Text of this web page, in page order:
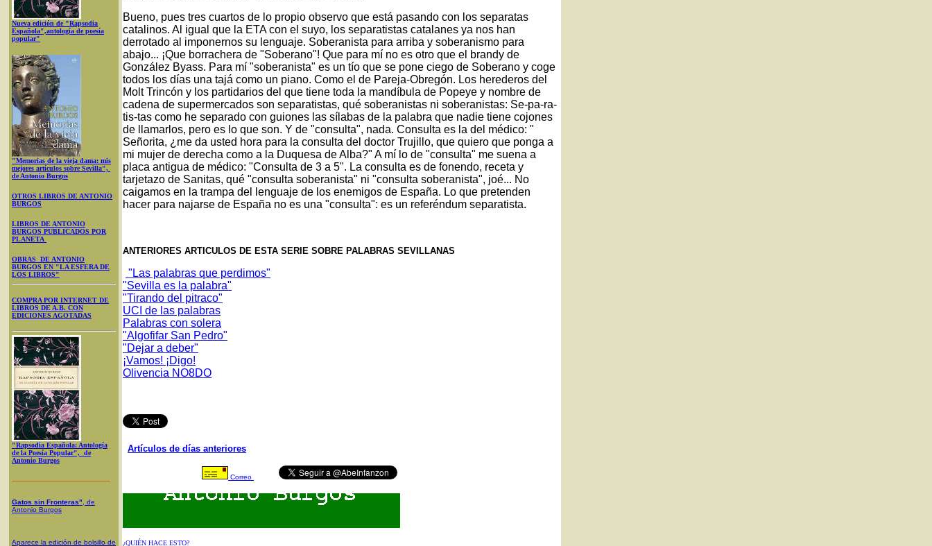
Nueva edición de "Rapsodia
Española",antología de poesía
popular"
"Memorias de la vieja dama: mis
mejores artículos sobre Sevilla",
de Antonio Burgos
OTROS LIBROS DE ANTONIO
BURGOS
LIBROS DE ANTONIO
BURGOS PUBLICADOS POR
PLANETA
OBRAS DE ANTONIO
BURGOS EN "LA ESFERA DE
LOS LIBROS"
COMPRA POR INTERNET DE
LIBROS DE A.B. CON
EDICIONES AGOTADAS
"Rapsodia Española: Antología
de la Poesía Popular", de
Antonio Burgos
Gatos sin Fronteras" , de
Antonio Burgos
Aparece la edición de bolsillo de
Bueno, pues tres cuartos de lo propio observo que está pasando con los separatas
catalinos. Al igual que la ETA con el suyo, los separatistas catalanes ya nos han
derrotado al imponernos su lenguaje. Soberanista para arriba y soberanismo para
abajo... ¡Que borrachera de "Soberano"! Que para mí no es otro que el brandy de
González Byass. Para mí "soberanista" es un tío que se pone ciego de Soberano y coge
todos los días una tajá como un piano. Como el de Pareja-Obregón. Los herederos del
Molt Trincón y los partidarios del que tiene toda la mandíbula de Popeye y nombre de
cadena de supermercados son separatistas, qué soberanistas ni soberanistas: Se-pa-ra-
tis-tas como he separado con guiones las sílabas de la palabra que nadie tiene cojones
de llamarlos, pero es lo que son. Y de "consulta", nada. Consulta es la del médico: "
Señorita, ¿me da usted hora para la consulta del doctor Trujillo, que quiero que ponga a
mi mujer de derecha como a la Duquesa de Alba?" A mí lo de "consulta" me suena a
placa antigua de médico: "Consulta de 3 a 5". La consulta es de fonendo, receta y
tarjetazo de Sanitas, qué "consulta soberanista" ni "consulta soberanista", joé... No
caigamos en la trampa del lenguaje de los enemigos de España. Lo que pretenden
hacer para najarse de España no es una "consulta": es un referéndum separatista.
ANTERIORES ARTICULOS DE ESTA SERIE SOBRE PALABRAS SEVILLANAS
"Las palabras que perdimos"
"Sevilla es la palabra"
"Tirando del pitraco"
UCI de las palabras
Palabras con solera
"Algofifar San Pedro"
"Dejar a deber"
¡Vamos! ¡Digo!
Olivencia NO8DO
Artículos de días anteriores
Correo
¿QUIÉN HACE ESTO?